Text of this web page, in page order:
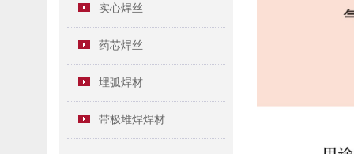
实心焊丝
药芯焊丝
埋弧焊材
带极堆焊焊材